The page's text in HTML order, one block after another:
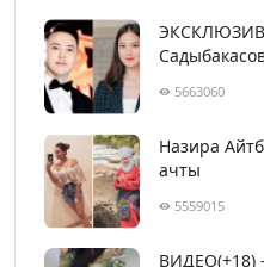
ЭКСКЛЮЗИВ
5663060
Назира
ачты
5559015
ВИДЕО(+18)